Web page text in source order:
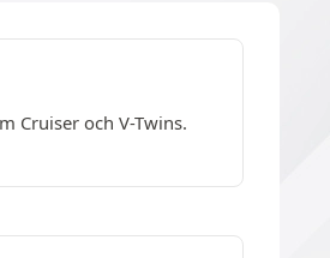
Cruiser och V-Twins.